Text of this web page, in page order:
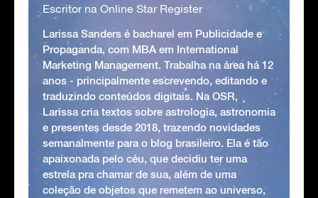
Escritor na Online Star Register
Larissa Sanders é bacharel em Publicidade e
Propaganda, com MBA em International
Marketing Management. Trabalha na área há 12
anos - principalmente escrevendo, editando e
traduzindo conteúdos digitais. Na OSR,
Larissa cria textos sobre astrologia, astronomia
e presentes desde 2018, trazendo novidades
semanalmente para o blog brasileiro. Ela é tão
apaixonada pelo céu, que decidiu ter uma
estrela pra chamar de sua, além de uma
coleção de objetos que remetem ao universo,